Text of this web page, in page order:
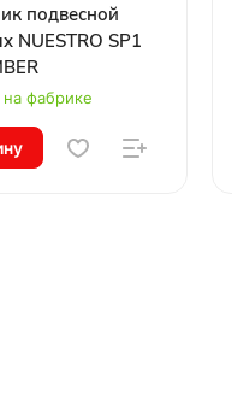
подвесной
NUESTRO SP1
фабрике